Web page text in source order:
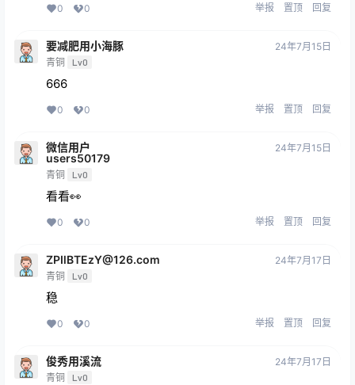
0 0 举报 置顶 回复
要减肥用小海豚
青铜 Lv0
24年7月15日
666
0 0 举报 置顶 回复
微信用户
users50179
青铜 Lv0
24年7月15日
看看👀
0 0 举报 置顶 回复
ZPIlBTEzY@126.com
青铜 Lv0
24年7月17日
稳
0 0 举报 置顶 回复
俊秀用溪流
青铜 Lv0
24年7月17日